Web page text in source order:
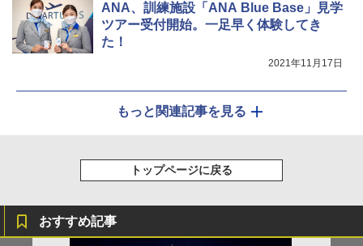
ANA、訓練施設「ANA Blue Base」見学
ツアー受付開始。一足早く体験してき
た！
2021年11月17日
もっと関連記事を見る
トップページに戻る
おすすめ記事